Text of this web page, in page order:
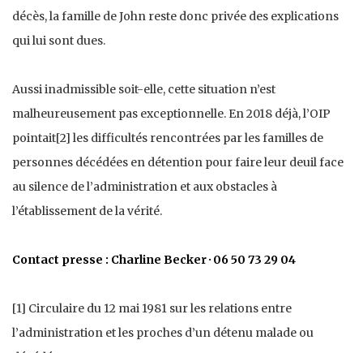
décès, la famille de John reste donc privée des explications
qui lui sont dues.
Aussi inadmissible soit-elle, cette situation n’est
malheureusement pas exceptionnelle. En 2018 déjà, l’OIP
pointait[2] les difficultés rencontrées par les familles de
personnes décédées en détention pour faire leur deuil face
au silence de l’administration et aux obstacles à
l’établissement de la vérité.
Contact presse : Charline Becker · 06 50 73 29 04
[1] Circulaire du 12 mai 1981 sur les relations entre
l’administration et les proches d’un détenu malade ou